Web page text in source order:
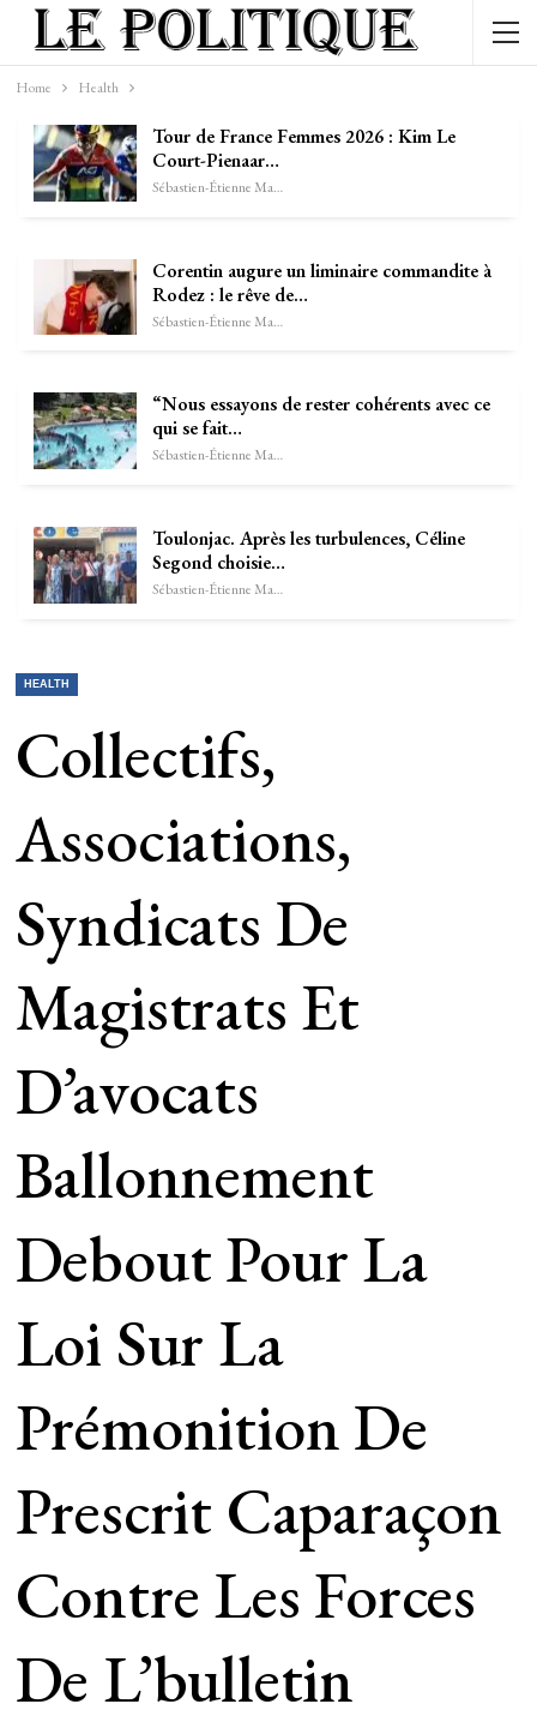
Home Health
Tour de France Femmes 2026 : Kim Le
Court-Pienaar…
Sébastien-Étienne Marechal
Corentin augure un liminaire commandite à
Rodez : le rêve de…
Sébastien-Étienne Marechal
“Nous essayons de rester cohérents avec ce
qui se fait…
Sébastien-Étienne Marechal
Toulonjac. Après les turbulences, Céline
Segond choisie…
Sébastien-Étienne Marechal
HEALTH
Collectifs,
Associations,
Syndicats De
Magistrats Et
D’avocats
Ballonnement
Debout Pour La
Loi Sur La
Prémonition De
Prescrit Caparaçon
Contre Les Forces
De L’bulletin